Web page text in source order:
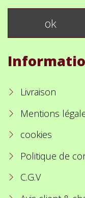
Livraison
Mentions
cookies
Politique de
C.G.V